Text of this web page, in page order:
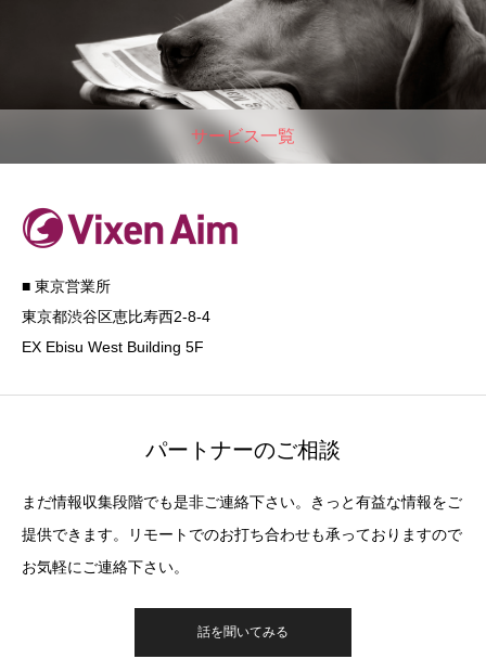
サービス一覧
■ 東京営業所
東京都渋谷区恵比寿西2-8-4
EX Ebisu West Building 5F
パートナーのご相談
まだ情報収集段階でも是非ご連絡下さい。きっと有益な情報をご
提供できます。リモートでのお打ち合わせも承っておりますので
お気軽にご連絡下さい。
話を聞いてみる